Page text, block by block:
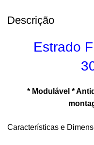
Descrição
Estrado
* Modulável *
Características e